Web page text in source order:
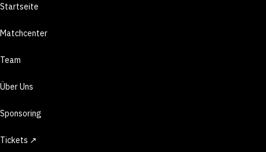
Startseite
Matchcenter
Team
Über Uns
Sponsoring
Tickets ↗